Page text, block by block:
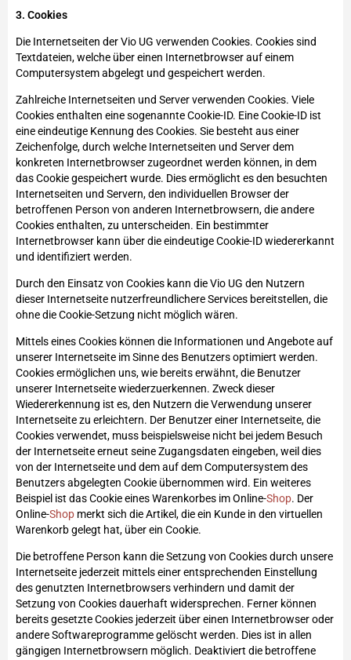
3. Cookies
Die Internetseiten der Vio UG verwenden Cookies. Cookies sind
Textdateien, welche über einen Internetbrowser auf einem
Computersystem abgelegt und gespeichert werden.
Zahlreiche Internetseiten und Server verwenden Cookies. Viele
Cookies enthalten eine sogenannte Cookie-ID. Eine Cookie-ID ist
eine eindeutige Kennung des Cookies. Sie besteht aus einer
Zeichenfolge, durch welche Internetseiten und Server dem
konkreten Internetbrowser zugeordnet werden können, in dem
das Cookie gespeichert wurde. Dies ermöglicht es den besuchten
Internetseiten und Servern, den individuellen Browser der
betroffenen Person von anderen Internetbrowsern, die andere
Cookies enthalten, zu unterscheiden. Ein bestimmter
Internetbrowser kann über die eindeutige Cookie-ID wiedererkannt
und identifiziert werden.
Durch den Einsatz von Cookies kann die Vio UG den Nutzern
dieser Internetseite nutzerfreundlichere Services bereitstellen, die
ohne die Cookie-Setzung nicht möglich wären.
Mittels eines Cookies können die Informationen und Angebote auf
unserer Internetseite im Sinne des Benutzers optimiert werden.
Cookies ermöglichen uns, wie bereits erwähnt, die Benutzer
unserer Internetseite wiederzuerkennen. Zweck dieser
Wiedererkennung ist es, den Nutzern die Verwendung unserer
Internetseite zu erleichtern. Der Benutzer einer Internetseite, die
Cookies verwendet, muss beispielsweise nicht bei jedem Besuch
der Internetseite erneut seine Zugangsdaten eingeben, weil dies
von der Internetseite und dem auf dem Computersystem des
Benutzers abgelegten Cookie übernommen wird. Ein weiteres
Beispiel ist das Cookie eines Warenkorbes im Online-Shop. Der
Online-Shop merkt sich die Artikel, die ein Kunde in den virtuellen
Warenkorb gelegt hat, über ein Cookie.
Die betroffene Person kann die Setzung von Cookies durch unsere
Internetseite jederzeit mittels einer entsprechenden Einstellung
des genutzten Internetbrowsers verhindern und damit der
Setzung von Cookies dauerhaft widersprechen. Ferner können
bereits gesetzte Cookies jederzeit über einen Internetbrowser oder
andere Softwareprogramme gelöscht werden. Dies ist in allen
gängigen Internetbrowsern möglich. Deaktiviert die betroffene